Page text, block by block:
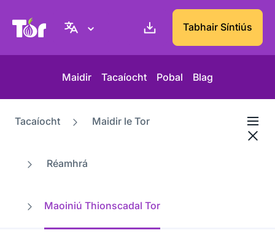
Suíomh Gréasáin Thionscadal TorTabhair Síntiús
Maidir Tacaíocht Pobal Blag
Tacaíocht Maidir le Tor
Réamhrá
Maoiniú Thionscadal Tor